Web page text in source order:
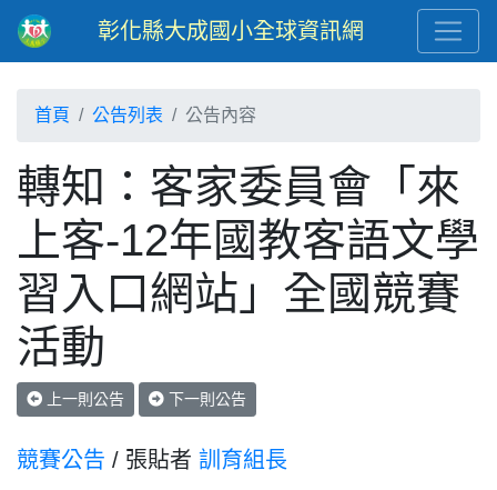
彰化縣大成國小全球資訊網
首頁 公告列表 公告內容
轉知：客家委員會「來
上客-12年國教客語文學
習入口網站」全國競賽
活動
上一則公告 下一則公告
競賽公告 / 張貼者 訓育組長